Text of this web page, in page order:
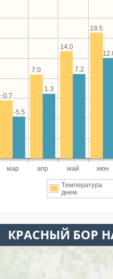
мар апр май июн
19.5
14.0
7.0
-0.7
7.2
1.3
-5.5
Температура
днем
КРАСНЫЙ БОР